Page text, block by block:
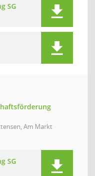
SG
Am Markt
SG